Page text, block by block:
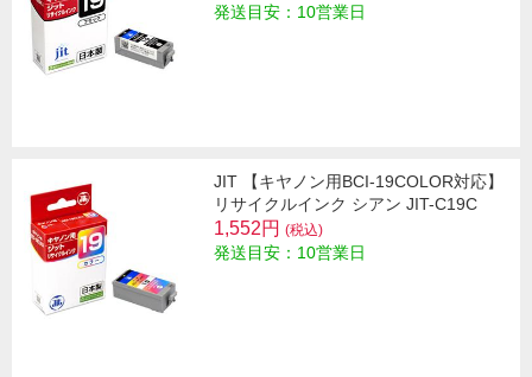
発送目安：10営業日
JIT 【キヤノン用BCI-19COLOR対応】
リサイクルインク シアン JIT-C19C
1,552円 (税込)
発送目安：10営業日